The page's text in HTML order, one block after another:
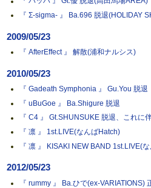
『 Σ-sigma- 』 Ba.696 脱退(HOLIDAY
2009/05/23
『 AfterEffect 』 解散(浦和ナルシス)
2010/05/23
『 Gadeath Symphonia 』 Gu.You 脱退
『 uBuGoe 』 Ba.Shigure 脱退
『 C4 』 Gt.SHUNSUKE 脱退、これに
『 凛 』 1st.LIVE(なんばHatch)
『 凛 』 KISAKI NEW BAND 1st.LIVE(
2012/05/23
『 rummy 』 Ba.ひで(ex-VARIATIONS)